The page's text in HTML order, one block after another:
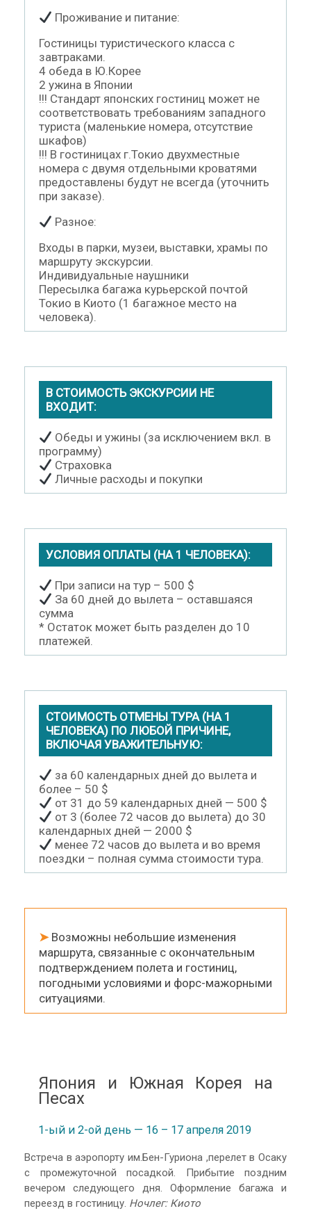
Проживание и питание:
Гостиницы туристического класса с
завтраками.
4 обеда в Ю.Корее
2 ужина в Японии
!!! Стандарт японских гостиниц может не
соответствовать требованиям западного
туриста (маленькие номера, отсутствие
шкафов)
!!! В гостиницах г.Токио двухместные
номера с двумя отдельными кроватями
предоставлены будут не всегда (уточнить
при заказе).
Разное:
Входы в парки, музеи, выставки, храмы по
маршруту экскурсии.
Индивидуальные наушники
Пересылка багажа курьерской почтой
Токио в Киото (1 багажное место на
человека).
В СТОИМОСТЬ ЭКСКУРСИИ НЕ
ВХОДИТ:
Обеды и ужины (за исключением вкл. в
программу)
Страховка
Личные расходы и покупки
УСЛОВИЯ ОПЛАТЫ (НА 1 ЧЕЛОВЕКА):
При записи на тур – 500 $
За 60 дней до вылета – оставшаяся
сумма
* Остаток может быть разделен до 10
платежей.
СТОИМОСТЬ ОТМЕНЫ ТУРА (НА 1
ЧЕЛОВЕКА) ПО ЛЮБОЙ ПРИЧИНЕ,
ВКЛЮЧАЯ УВАЖИТЕЛЬНУЮ:
за 60 календарных дней до вылета и
более – 50 $
от 31 до 59 календарных дней — 500 $
от 3 (более 72 часов до вылета) до 30
календарных дней — 2000 $
менее 72 часов до вылета и во время
поездки – полная сумма стоимости тура.
➤Возможны небольшие изменения
маршрута, связанные с окончательным
подтверждением полета и гостиниц,
погодными условиями и форс-мажорными
ситуациями.
Япония и Южная Корея на
Песах
1-ый и 2-ой день — 16 – 17 апреля 2019
Встреча в аэропорту им.Бен-Гуриона ,перелет в Осаку
с промежуточной посадкой. Прибытие поздним
вечером следующего дня. Оформление багажа и
переезд в гостиницу. Ночлег: Киото